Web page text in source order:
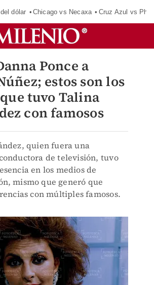
dólar Chicago vs Necaxa Cruz Azul vs
Ponce a
estos son los
tuvo Talina
con famosos
quien fuera una
de televisión, tuvo
en los medios de
mismo que generó que
con múltiples famosos.